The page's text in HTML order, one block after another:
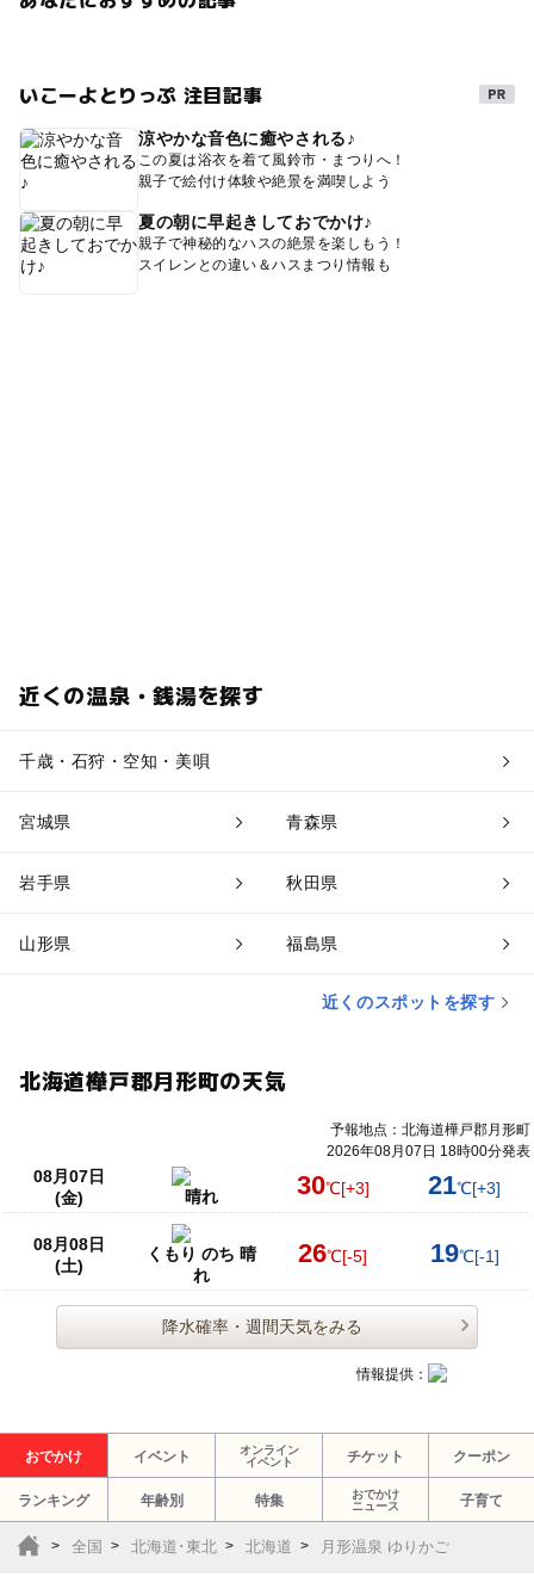
いこーよとりっぷ 注目記事
涼やかな音色に癒やされる♪
この夏は浴衣を着て風鈴市・まつりへ！
親子で絵付け体験や絶景を満喫しよう
夏の朝に早起きしておでかけ♪
親子で神秘的なハスの絶景を楽しもう！
スイレンとの違い＆ハスまつり情報も
近くの温泉・銭湯を探す
千歳・石狩・空知・美唄
宮城県 青森県
岩手県 秋田県
山形県 福島県
近くのスポットを探す
北海道樺戸郡月形町の天気
予報地点：北海道樺戸郡月形町
2026年08月07日 18時00分発表
08月07日
(金)
晴れ 30℃[+3] 21℃[+3]
08月08日
(土)
くもり のち 晴
れ
26℃[-5] 19℃[-1]
降水確率・週間天気をみる
情報提供：
おでかけ イベント
オンライン
イベント
チケット クーポン
ランキング 年齢別 特集
おでかけ
ニュース
子育て
全国 北海道･東北 北海道 月形温泉 ゆりかご